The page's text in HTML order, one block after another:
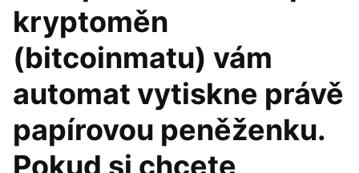
kryptoměn
(bitcoinmatu) vám
automat vytiskne právě
papírovou peněženku.
Pokud si chcete